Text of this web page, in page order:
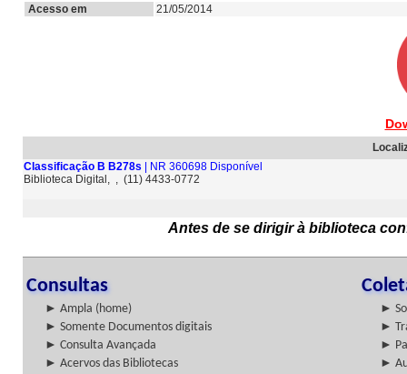
Acesso em
21/05/2014
Classificação B B278s | NR 360698 Disponível
Biblioteca Digital, , (11) 4433-0772
Antes de se dirigir à biblioteca
Consultas
► Ampla (home)
►
► Somente Documentos digitais
►
► Consulta Avançada
►
► Acervos das Bibliotecas
►